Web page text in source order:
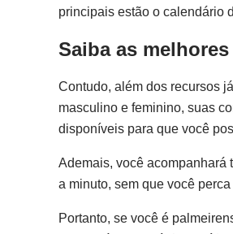
principais estão o calendário
Saiba as
Contudo, além dos recursos
masculino e feminino, suas
disponíveis para que você
Ademais, você acompanhará
a minuto, sem que você
Portanto, se você é